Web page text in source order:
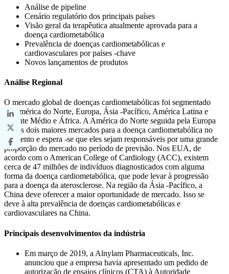
Análise de pipeline
Cenário regulatório dos principais países
Visão geral da terapêutica atualmente aprovada para a
doença cardiometabólica
Prevalência de doenças cardiometabólicas e
cardiovasculares por países -chave
Novos lançamentos de produtos
Análise Regional
O mercado global de doenças cardiometabólicas foi segmentado
na América do Norte, Europa, Ásia -Pacífico, América Latina e
Oriente Médio e África. A América do Norte seguida pela Europa
são os dois maiores mercados para a doença cardiometabólica no
momento e espera -se que eles sejam responsáveis por uma grande
proporção do mercado no período de previsão. Nos EUA, de
acordo com o American College of Cardiology (ACC), existem
cerca de 47 milhões de indivíduos diagnosticados com alguma
forma da doença cardiometabólica, que pode levar à progressão
para a doença da aterosclerose. Na região da Ásia -Pacífico, a
China deve oferecer a maior oportunidade de mercado. Isso se
deve à alta prevalência de doenças cardiometabólicas e
cardiovasculares na China.
Principais desenvolvimentos da indústria
Em março de 2019, a Alnylam Pharmaceuticals, Inc.
anunciou que a empresa havia apresentado um pedido de
autorização de ensaios clínicos (CTA) à Autoridade